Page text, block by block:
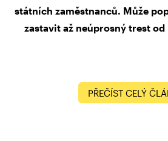
státních zaměstnanců. Může
zastavit až neúprosný trest
PŘEČÍST CELÝ